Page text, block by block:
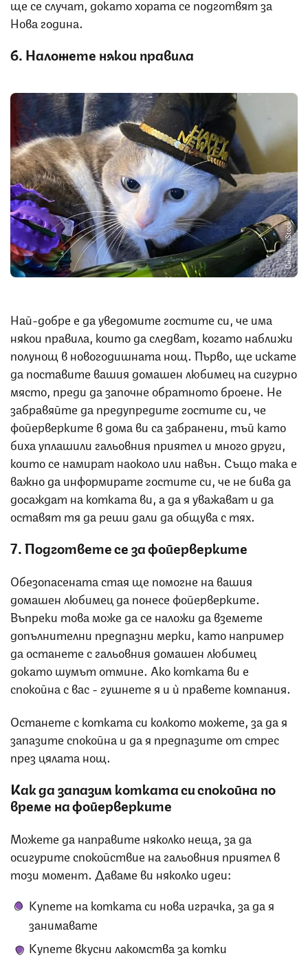
ще се случат, докато хората се подготвят за
Нова година.
6. Наложете някои правила
Снимка: iStock
Най-добре е да уведомите гостите си, че има
някои правила, които да следват, когато наближи
полунощ в новогодишната нощ. Първо, ще искате
да поставите вашия домашен любимец на сигурно
място, преди да започне обратното броене. Не
забравяйте да предупредите гостите си, че
фойерверките в дома ви са забранени, тъй като
биха уплашили гальовния приятел и много други,
които се намират наоколо или навън. Също така е
важно да информирате гостите си, че не бива да
досаждат на котката ви, а да я уважават и да
оставят тя да реши дали да общува с тях.
7. Подгответе се за фойерверките
Обезопасената стая ще помогне на вашия
домашен любимец да понесе фойерверките.
Въпреки това може да се наложи да вземете
допълнителни предпазни мерки, като например
да останете с гальовния домашен любимец
докато шумът отмине. Ако котката ви е
спокойна с вас - гушнете я и ѝ правете компания.
Останете с котката си колкото можете, за да я
запазите спокойна и да я предпазите от стрес
през цялата нощ.
Как да запазим котката си спокойна по
време на фойерверките
Можете да направите няколко неща, за да
осигурите спокойствие на гальовния приятел в
този момент. Даваме ви няколко идеи:
Купете на котката си нова играчка, за да я
занимавате
Купете вкусни лакомства за котки